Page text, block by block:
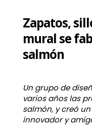
Zapatos,
mural se
salmón
Un grupo de
varios años las
salmón, y creó
innovador y